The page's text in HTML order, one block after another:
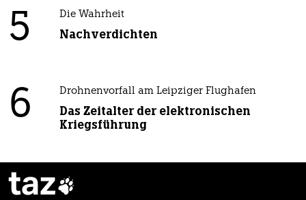
5 Die Wahrheit
Nachverdichten
6 Drohnenvorfall am Leipziger Flughafen
Das Zeitalter der elektronischen
Kriegsführung
taz